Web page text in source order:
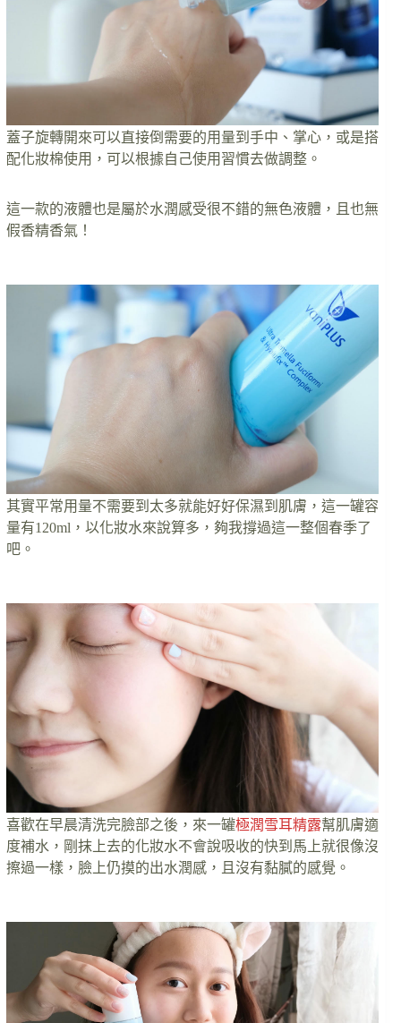
蓋子旋轉開來可以直接倒需要的用量到手中、掌心，或是搭
配化妝棉使用，可以根據自己使用習慣去做調整。
這一款的液體也是屬於水潤感受很不錯的無色液體，且也無
假香精香氣！
其實平常用量不需要到太多就能好好保濕到肌膚，這一罐容
量有120ml，以化妝水來說算多，夠我撐過這一整個春季了
吧。
喜歡在早晨清洗完臉部之後，來一罐極潤雪耳精露幫肌膚適
度補水，剛抹上去的化妝水不會說吸收的快到馬上就很像沒
擦過一樣，臉上仍摸的出水潤感，且沒有黏膩的感覺。